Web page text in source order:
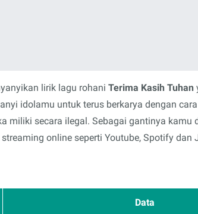
lirik lagu rohani Terima Kasih Tuhan
idolamu untuk terus berkarya dengan
miliki secara ilegal. Sebagai gantinya kamu
online seperti Youtube, Spotify dan
Data